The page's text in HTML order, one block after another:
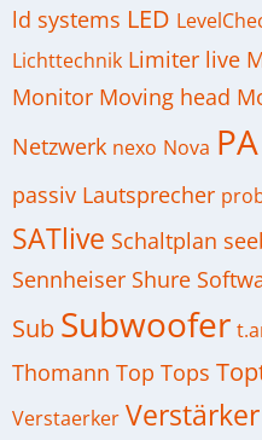
ld systems LED
Lichttechnik Limiter live
Monitor Moving head
Netzwerk nexo Nova PA
passiv Lautsprecher
SATlive Schaltplan
Sennheiser Shure
Sub Subwoofer
Thomann Top Tops
Verstaerker Verstärker